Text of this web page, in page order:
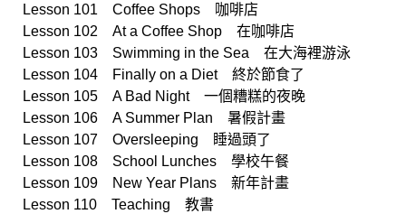
Lesson 101 Coffee Shops 咖啡店
Lesson 102 At a Coffee Shop 在咖啡店
Lesson 103 Swimming in the Sea 在大海裡游泳
Lesson 104 Finally on a Diet 終於節食了
Lesson 105 A Bad Night 一個糟糕的夜晚
Lesson 106 A Summer Plan 暑假計畫
Lesson 107 Oversleeping 睡過頭了
Lesson 108 School Lunches 學校午餐
Lesson 109 New Year Plans 新年計畫
Lesson 110 Teaching 教書